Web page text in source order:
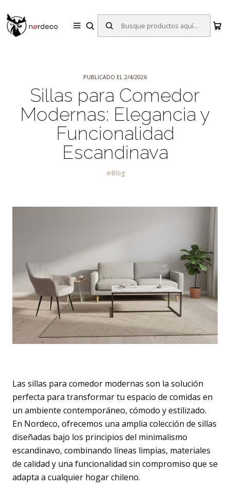
Inicio
PUBLICADO EL 2/4/2026
Sillas para Comedor
Modernas: Elegancia y
Funcionalidad
Escandinava
Blog
Las sillas para comedor modernas son la solución
perfecta para transformar tu espacio de comidas en
un ambiente contemporáneo, cómodo y estilizado.
En Nordeco, ofrecemos una amplia colección de sillas
diseñadas bajo los principios del minimalismo
escandinavo, combinando líneas limpias, materiales
de calidad y una funcionalidad sin compromiso que se
adapta a cualquier hogar chileno.